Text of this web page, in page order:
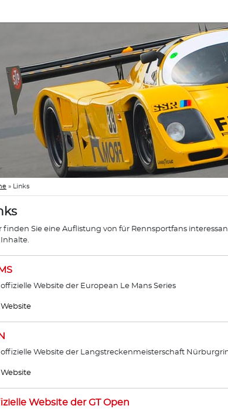
» Links
finden Sie eine Auflistung von für Rennsportfans
offizielle Website der European Le Mans Series
offizielle Website der Langstreckenmeisterschaft
Website der GT Open